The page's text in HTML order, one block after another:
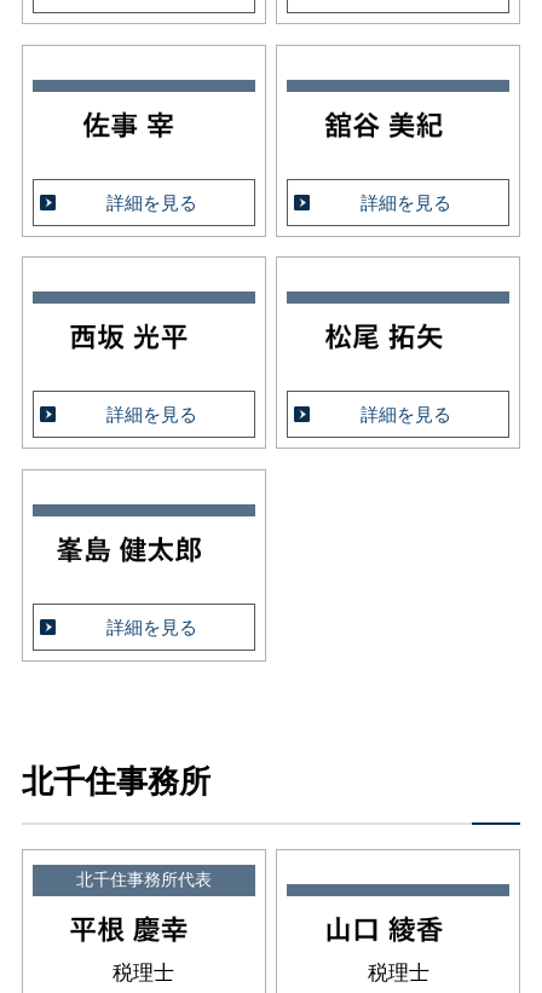
詳細を見る 詳細を見る
詳細を見る 詳細を見る
詳細を見る
北千住事務所
北千住事務所代表
税理士 税理士